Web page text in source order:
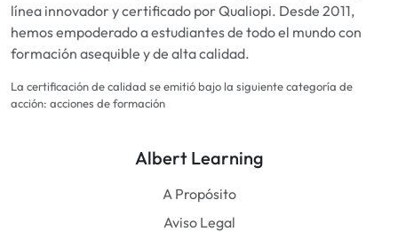
línea innovador y certificado por Qualiopi. Desde 2011,
hemos empoderado a estudiantes de todo el mundo con
formación asequible y de alta calidad.
La certificación de calidad se emitió bajo la siguiente categoría de
acción: acciones de formación
Albert Learning
A Propósito
Aviso Legal